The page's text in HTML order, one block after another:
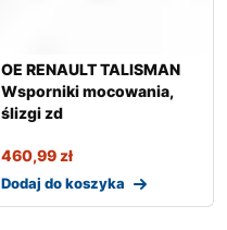
OE RENAULT TALISMAN
Wsporniki mocowania,
ślizgi zd
460,99zł
Dodaj do koszyka